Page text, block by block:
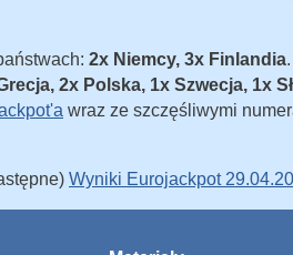
2x Niemcy, 3x Finlandia
2x Polska, 1x Szwecja, 1x
wraz ze szczęśliwymi
Wyniki Eurojackpot